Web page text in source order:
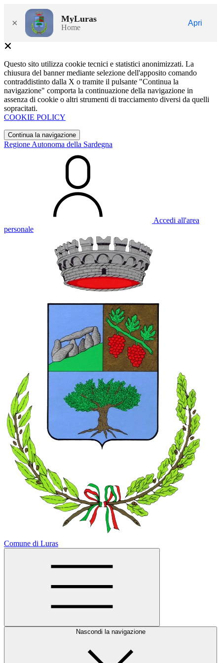
× MyLuras
Home
Apri
Questo sito utilizza cookie tecnici e statistici anonimizzati. La
chiusura del banner mediante selezione dell'apposito comando
contraddistinto dalla X o tramite il pulsante "Continua la
navigazione" comporta la continuazione della navigazione in
assenza di cookie o altri strumenti di tracciamento diversi da quelli
sopracitati.
COOKIE POLICY
Continua la navigazione
Regione Autonoma della Sardegna
Accedi all'area
personale
Comune di Luras
Nascondi la navigazione